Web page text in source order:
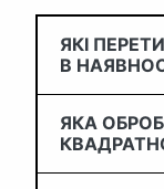
ЯКІ
В
ЯКА